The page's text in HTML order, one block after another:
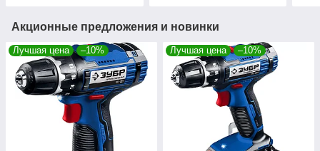
Акционные предложения и новинки
Лучшая цена –10% Лучшая цена –10%